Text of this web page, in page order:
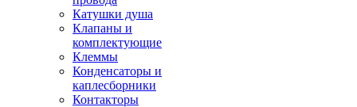
Катушки душа
Клапаны и
комплектующие
Клеммы
Конденсаторы и
каплесборники
Контакторы